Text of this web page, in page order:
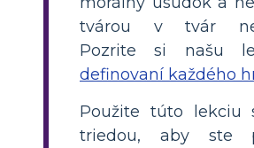
tvárou v tvár
Pozrite si našu
definovaní každého
Použite túto lekciu
triedou, aby ste